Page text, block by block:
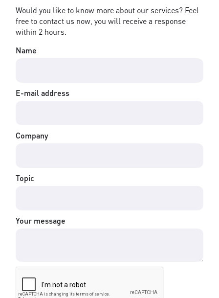
Would you like to know more about our services? Feel
free to contact us now, you will receive a response
within 2 hours.
Name
E-mail address
Company
Topic
Your message